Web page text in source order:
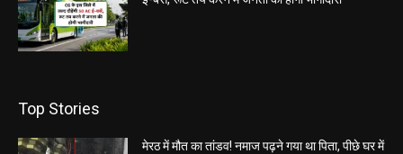
Top Stories
मेरठ में मौत का तांडव! नमाज पढ़ने गया था पिता, पीछे घर में